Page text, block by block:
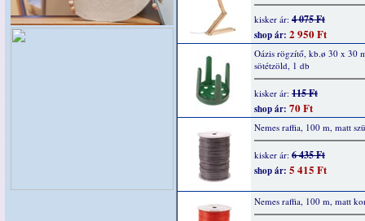
kisker ár: 4 075 Ft
shop ár: 2 950 Ft
Oázis rögzítő, kb.ø 30 x 30
sötétzöld, 1 db
kisker ár: 115 Ft
shop ár: 70 Ft
Nemes raffia, 100 m, matt
kisker ár: 6 435 Ft
shop ár: 5 415 Ft
Nemes raffia, 100 m, matt